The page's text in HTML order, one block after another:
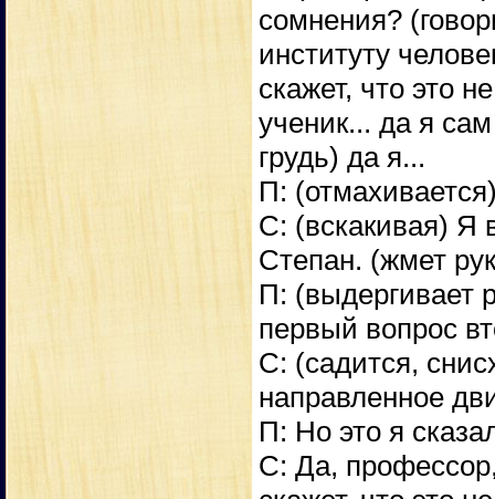
сомнения?
институту
скажет, что это
ученик... да я
грудь) да я...
П:
С: (вскакивая) Я
Степан. (жмет
П: (выдергивает
первый вопрос
С: (садится,
направленное
П: Но это я
С: Да,